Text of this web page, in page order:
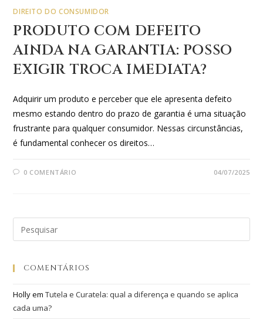
DIREITO DO CONSUMIDOR
PRODUTO COM DEFEITO
AINDA NA GARANTIA: POSSO
EXIGIR TROCA IMEDIATA?
Adquirir um produto e perceber que ele apresenta defeito
mesmo estando dentro do prazo de garantia é uma situação
frustrante para qualquer consumidor. Nessas circunstâncias,
é fundamental conhecer os direitos…
0 COMENTÁRIO 04/07/2025
COMENTÁRIOS
HollyemTutela e Curatela: qual a diferença e quando se aplica
cada uma?